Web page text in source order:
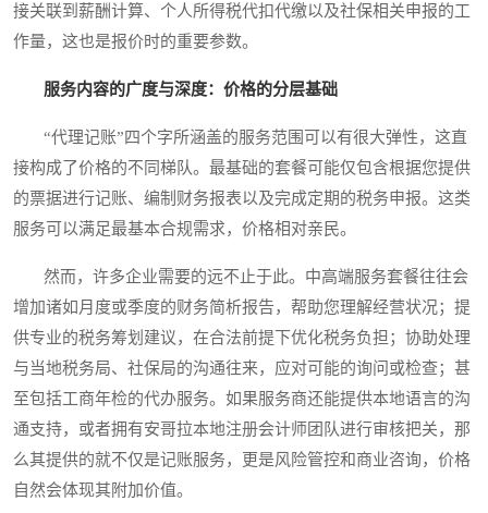
接关联到薪酬计算、个人所得税代扣代缴以及社保相关申报的工
作量，这也是报价时的重要参数。
服务内容的广度与深度：价格的分层基础
“代理记账”四个字所涵盖的服务范围可以有很大弹性，这直
接构成了价格的不同梯队。最基础的套餐可能仅包含根据您提供
的票据进行记账、编制财务报表以及完成定期的税务申报。这类
服务可以满足最基本合规需求，价格相对亲民。
然而，许多企业需要的远不止于此。中高端服务套餐往往会
增加诸如月度或季度的财务简析报告，帮助您理解经营状况；提
供专业的税务筹划建议，在合法前提下优化税务负担；协助处理
与当地税务局、社保局的沟通往来，应对可能的询问或检查；甚
至包括工商年检的代办服务。如果服务商还能提供本地语言的沟
通支持，或者拥有安哥拉本地注册会计师团队进行审核把关，那
么其提供的就不仅是记账服务，更是风险管控和商业咨询，价格
自然会体现其附加价值。